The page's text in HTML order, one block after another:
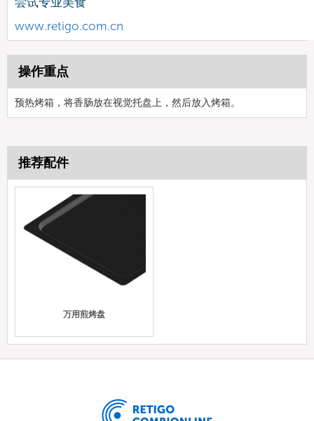
www.retigo.com.cn
操作重点
预热烤箱，将香肠放在视觉托盘上，然后放入烤箱。
推荐配件
万用煎烤盘